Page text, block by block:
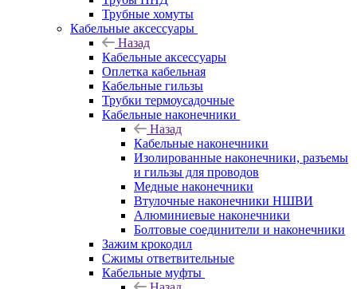
Трубные хомуты
Кабельные аксессуары
Назад
Кабельные аксессуары
Оплетка кабельная
Кабельные гильзы
Трубки термоусадочные
Кабельные наконечники
Назад
Кабельные наконечники
Изолированные наконечники, разъемы
и гильзы для проводов
Медные наконечники
Втулочные наконечники НШВИ
Алюминиевые наконечники
Болтовые соединители и наконечники
Зажим крокодил
Сжимы ответвительные
Кабельные муфты